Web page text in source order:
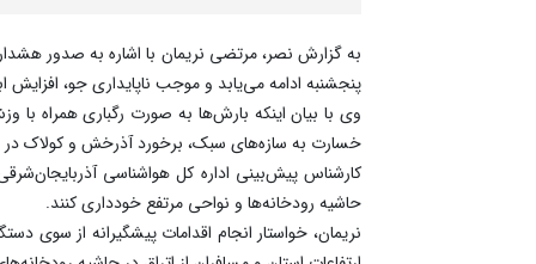
به گزارش نصر، مرتضی نریمان با اشاره به صدور
پنجشنبه ادامه می‌یابد و موجب ناپایداری جو،
وی با بیان اینکه بارش‌ها به صورت رگباری همراه با
خسارت به سازه‌های سبک، برخورد آذرخش و کولاک در
کارشناس پیش‌بینی اداره کل هواشناسی
حاشیه رودخانه‌ها و نواحی مرتفع خودداری کنند.
نریمان، خواستار انجام اقدامات پیشگیرانه از سوی